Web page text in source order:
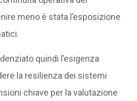
meno è stata l’esposizione
quindi l’esigenza
la resilienza dei sistemi
chiave per la valutazione